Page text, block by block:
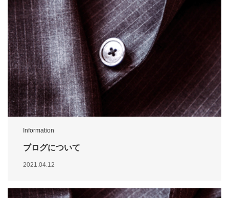
Information
ブログについて
2021.04.12